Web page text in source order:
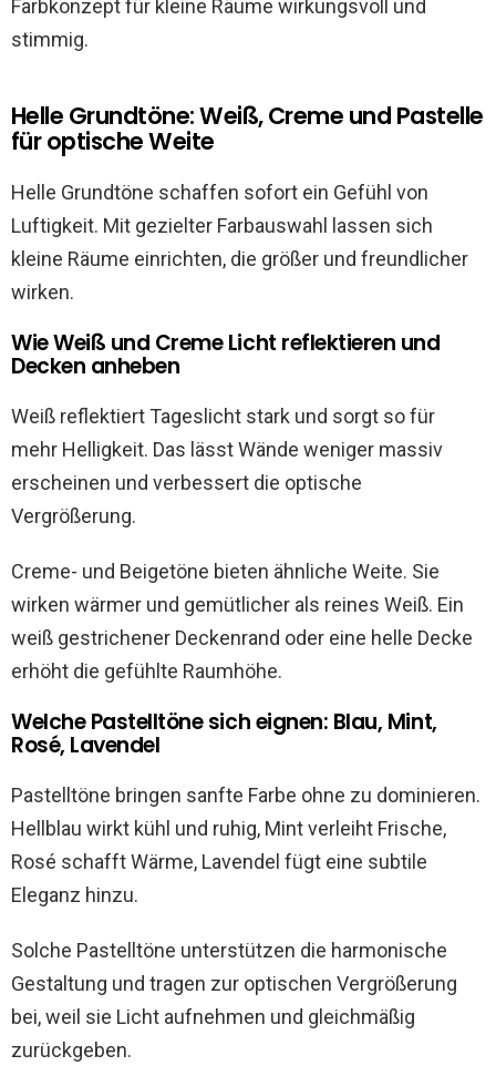
Farbkonzept für kleine Räume wirkungsvoll und
stimmig.
Helle Grundtöne: Weiß, Creme und Pastelle
für optische Weite
Helle Grundtöne schaffen sofort ein Gefühl von
Luftigkeit. Mit gezielter Farbauswahl lassen sich
kleine Räume einrichten, die größer und freundlicher
wirken.
Wie Weiß und Creme Licht reflektieren und
Decken anheben
Weiß reflektiert Tageslicht stark und sorgt so für
mehr Helligkeit. Das lässt Wände weniger massiv
erscheinen und verbessert die optische
Vergrößerung.
Creme- und Beigetöne bieten ähnliche Weite. Sie
wirken wärmer und gemütlicher als reines Weiß. Ein
weiß gestrichener Deckenrand oder eine helle Decke
erhöht die gefühlte Raumhöhe.
Welche Pastelltöne sich eignen: Blau, Mint,
Rosé, Lavendel
Pastelltöne bringen sanfte Farbe ohne zu dominieren.
Hellblau wirkt kühl und ruhig, Mint verleiht Frische,
Rosé schafft Wärme, Lavendel fügt eine subtile
Eleganz hinzu.
Solche Pastelltöne unterstützen die harmonische
Gestaltung und tragen zur optischen Vergrößerung
bei, weil sie Licht aufnehmen und gleichmäßig
zurückgeben.